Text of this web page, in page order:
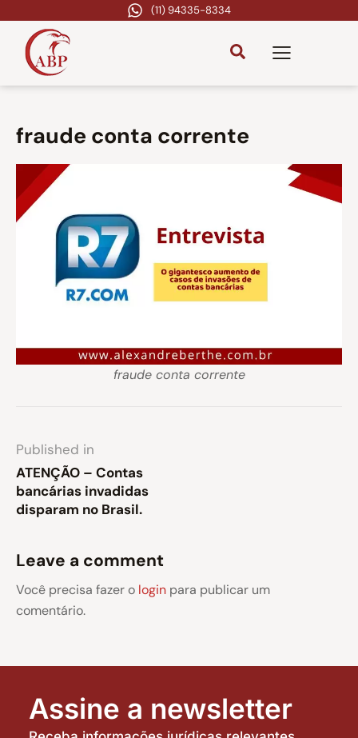
(11) 94335-8334
fraude conta corrente
fraude conta corrente
Published in
ATENÇÃO – Contas
bancárias invadidas
disparam no Brasil.
Leave a comment
Você precisa fazer o login para publicar um
comentário.
Assine a newsletter